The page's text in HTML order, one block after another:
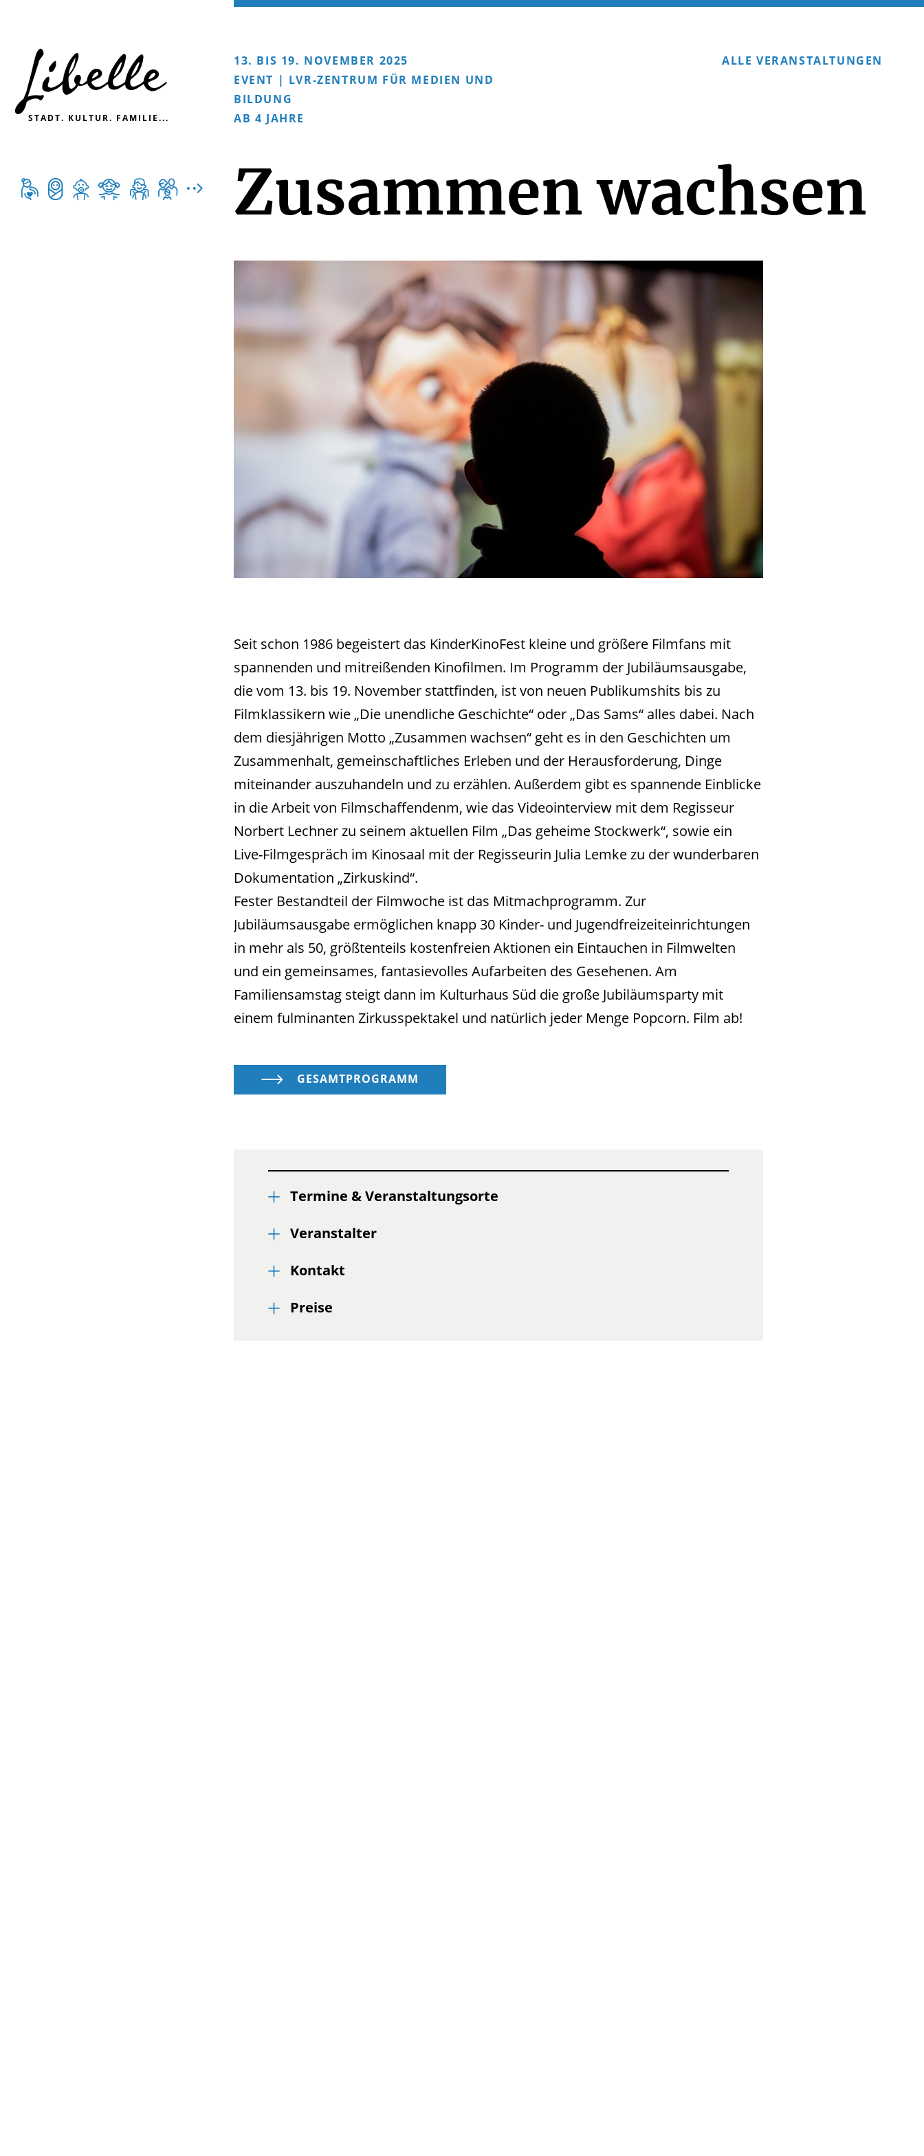

STADT. KULTUR. FAMILIE...
      
13. BIS 19. NOVEMBER 2025
EVENT | LVR-ZENTRUM FÜR MEDIEN UND
BILDUNG
AB 4 JAHRE
ALLE VERANSTALTUNGEN
Zusammen wachsen
Seit schon 1986 begeistert das KinderKinoFest kleine und größere Filmfans mit
spannenden und mitreißenden Kinofilmen. Im Programm der Jubiläumsausgabe,
die vom 13. bis 19. November stattfinden, ist von neuen Publikumshits bis zu
Filmklassikern wie „Die unendliche Geschichte“ oder „Das Sams“ alles dabei. Nach
dem diesjährigen Motto „Zusammen wachsen“ geht es in den Geschichten um
Zusammenhalt, gemeinschaftliches Erleben und der Herausforderung, Dinge
miteinander auszuhandeln und zu erzählen. Außerdem gibt es spannende Einblicke
in die Arbeit von Filmschaffendenm, wie das Videointerview mit dem Regisseur
Norbert Lechner zu seinem aktuellen Film „Das geheime Stockwerk“, sowie ein
Live-Filmgespräch im Kinosaal mit der Regisseurin Julia Lemke zu der wunderbaren
Dokumentation „Zirkuskind“.
Fester Bestandteil der Filmwoche ist das Mitmachprogramm. Zur
Jubiläumsausgabe ermöglichen knapp 30 Kinder- und Jugendfreizeiteinrichtungen
in mehr als 50, größtenteils kostenfreien Aktionen ein Eintauchen in Filmwelten
und ein gemeinsames, fantasievolles Aufarbeiten des Gesehenen. Am
Familiensamstag steigt dann im Kulturhaus Süd die große Jubiläumsparty mit
einem fulminanten Zirkusspektakel und natürlich jeder Menge Popcorn. Film ab!
GESAMTPROGRAMM
Termine & Veranstaltungsorte
Veranstalter
Kontakt
Preise